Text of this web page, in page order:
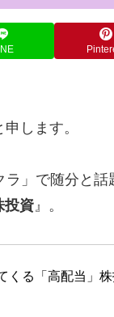
します。
」で随分と話
投資』。
くる「高配当」